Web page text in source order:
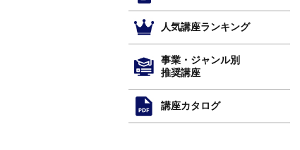
人気講座ランキング
事業・ジャンル別
推奨講座
講座カタログ